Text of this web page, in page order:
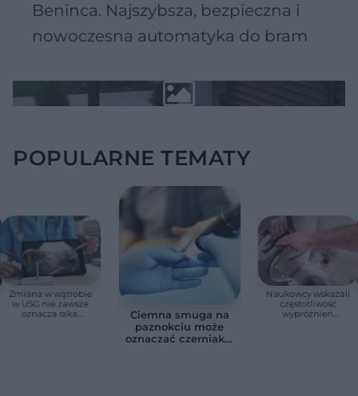
Beninca. Najszybsza, bezpieczna i
nowoczesna automatyka do bram
POPULARNE TEMATY
Zmiana w wątrobie
w USG nie zawsze
oznacza raka.
Ciemna smuga na
paznokciu może
oznaczać czerniaka.
Naukowcy wskazali
częstotliwość
wypróżnień